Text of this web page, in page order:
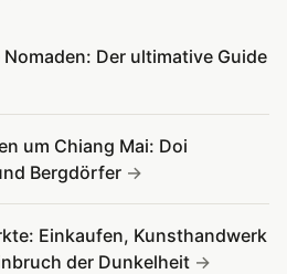
Der ultimative Guide
um Chiang Mai: Doi
Bergdörfer
Einkaufen, Kunsthandwerk
der Dunkelheit